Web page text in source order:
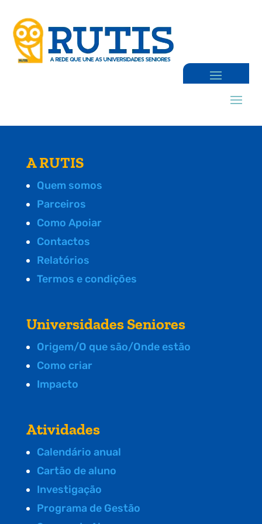
A RUTIS
Quem somos
Parceiros
Como Apoiar
Contactos
Relatórios
Termos e condições
Universidades Seniores
Origem/O que são/Onde estão
Como criar
Impacto
Atividades
Calendário anual
Cartão de aluno
Investigação
Programa de Gestão